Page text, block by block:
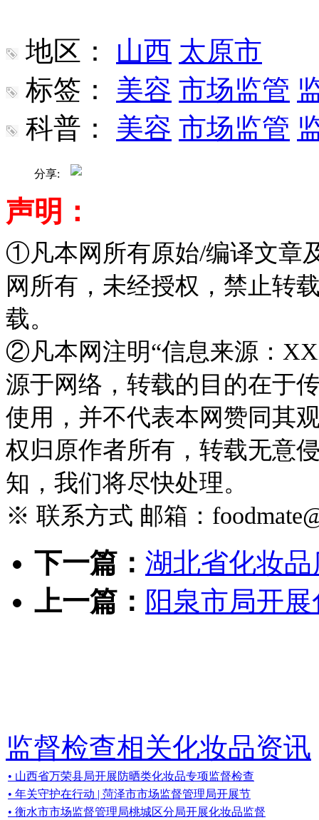
地区： 山西 太原市
标签：
美容 市场监管
科普：
美容 市场监管
分享:
声明：
①凡本网所有原始/编译文章
网所有，未经授权，禁止转
载。
②凡本网注明“信息来源：
源于网络，转载的目的在于
使用，并不代表本网赞同其
权归原作者所有，转载无意
知，我们将尽快处理。
※ 联系方式 邮箱：
下一篇： 湖北省化妆
上一篇： 阳泉市局开
监督检查相关化妆品资讯
• 山西省万荣县局开展防晒类化妆品专项监督检查
• 年关守护在行动 | 菏泽市市场监督管理局开展节
• 衡水市市场监督管理局桃城区分局开展化妆品监督